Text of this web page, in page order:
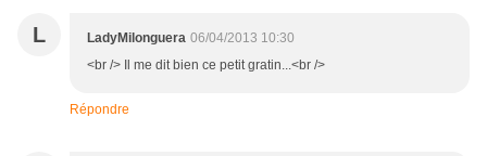
L LadyMilonguera 06/04/2013 10:30
<br /> Il me dit bien ce petit gratin...<br />
Répondre